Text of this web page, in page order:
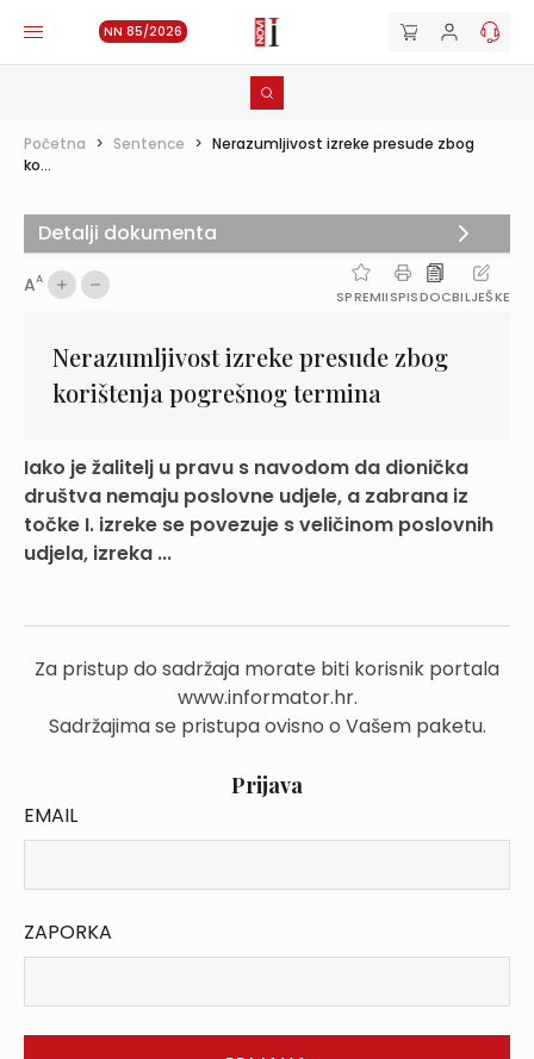
NN 85/2026
Početna > Sentence > Nerazumljivost izreke presude zbog
ko...
AA
SPREMIISPISDOCBILJEŠKE
Nerazumljivost izreke presude zbog
korištenja pogrešnog termina
Iako je žalitelj u pravu s navodom da dionička
društva nemaju poslovne udjele, a zabrana iz
točke I. izreke se povezuje s veličinom poslovnih
udjela, izreka ...
Za pristup do sadržaja morate biti korisnik portala
www.informator.hr.
Sadržajima se pristupa ovisno o Vašem paketu.
Prijava
EMAIL
ZAPORKA
Detalji dokumenta